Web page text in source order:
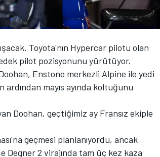
Toyota'nın Hypercar pilotu olan
pilot pozisyonunu yürütüyor.
Enstone merkezli Alpine ile yedi
ardından mayıs ayında koltuğunu
Doohan, geçtiğimiz ay Fransız ekiple
geçmesi planlanıyordu, ancak
Degner 2 virajında tam üç kez kaza